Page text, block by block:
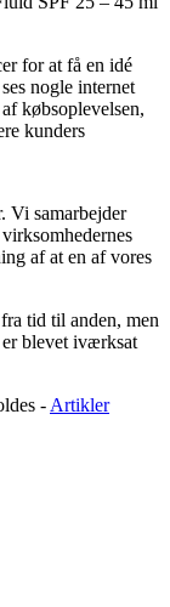
for at få en idé
nogle internet
købsoplevelsen,
kunders
Vi samarbejder
af at en af vores
tid til anden, men
blevet iværksat
- Artikler